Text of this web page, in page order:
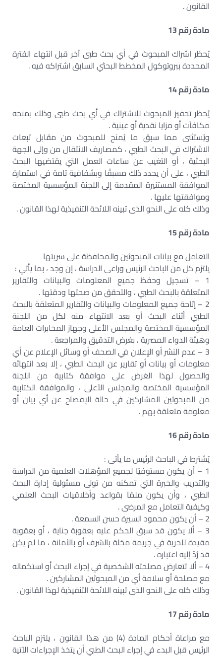
القانون .
مادة رقم 13
يُحظر اشراك المبحوث في أي بحث طبى آخر قبل انتهاء الفترة
المحددة ببروتوكول المخطط البحثي السابق اشتراكه فيه .
مادة رقم 14
يُحظر تحفيز المبحوث للاشتراك في أي بحث طبى وذلك بمنحه
مكافآت أو مزايا نقدية أو عينية .
ويُستثنى مما سبق ما يُمنح للمبحوث من مقابل تبعات
الاشتراك في البحث الطبي ، كمصاريف الانتقال من وإلى الجهة
البحثية ، أو التغيب عن ساعات العمل التي يقتضيها البحث
الطبي ، على أن يحدد ذلك مسبقًا وبشفافية تامة في استمارة
الموافقة المستنيرة المقدمة إلى اللجنة المؤسسية المختصة
وموافقتها عليها .
وذلك كله على النحو الذى تبينه اللائحة التنفيذية لهذا القانون .
مادة رقم 15
التعامل مع بيانات المبحوثين والمحافظة على سريتها
يلتزم كل من الباحث الرئيس وراعى الدراسة ، إن وجد ، بما يأتي :
1 – تسجيل وحفظ جميع المعلومات والبيانات والتقارير
المتعلقة بالبحث الطبي ، والتحقق من صحتها ودقتها .
2 – إتاحة جميع المعلومات والبيانات والتقارير المتعلقة بالبحث
الطبي أثناء البحث أو بعد الانتهاء منه لكل من اللجنة
المؤسسية المختصة والمجلس الأعلى وجهاز المخابرات العامة
وهيئة الدواء المصرية ، بغرض التدقيق والمراجعة .
3 – عدم النشر أو الإعلان في الصحف أو وسائل الإعلام عن أي
معلومات أو بيانات أو تقارير عن البحث الطبي ، إلا بعد انتهائه
والحصول لهذا الغرض على موافقة كتابية من اللجنة
المؤسسية المختصة والمجلس الأعلى ، والموافقة الكتابية
من المبحوثين المشاركين في حالة الإفصاح عن أي بيان أو
معلومة متعلقة بهم .
مادة رقم 16
يُشترط في الباحث الرئيس ما يأتى :
1 – أن يكون مستوفيًا لجميع المؤهلات العلمية من الدراسة
والتدريب والخبرة التي تمكنه من تولى مسئولية إدارة البحث
الطبي ، وأن يكون ملمًا بقواعد وأخلاقيات البحث العلمي
وكيفية التعامل مع المرضى .
2 – أن يكون محمود السيرة حسن السمعة .
3 – ألا يكون قد سبق الحكم عليه بعقوبة جناية ، أو بعقوبة
مقيدة للحرية في جريمة مخلة بالشرف أو بالأمانة ، ما لم يكن
قد رُدّ إليه اعتباره .
4 – ألا تتعارض مصلحته الشخصية في إجراء البحث أو استكماله
مع مصلحة أو سلامة أي من المبحوثين المشاركين .
وذلك كله على النحو الذى تبينه اللائحة التنفيذية لهذا القانون .
مادة رقم 17
مع مراعاة أحكام المادة (4) من هذا القانون ، يلتزم الباحث
الرئيس قبل البدء في إجراء البحث الطبي أن يتخذ الإجراءات الآتية